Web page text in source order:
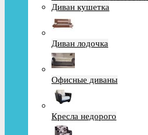
Диван кушетка
Диван лодочка
Офисные диваны
Кресла недорого